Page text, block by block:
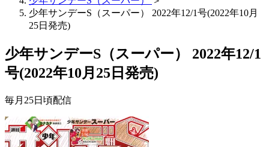
少年サンデーS（スーパー） 2022年12/1号(2022年10月
25日発売)
少年サンデーS（スーパー） 2022年12/1
号(2022年10月25日発売)
毎月25日頃配信